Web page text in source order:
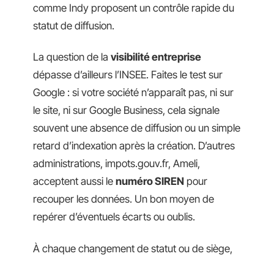
comme Indy proposent un contrôle rapide du
statut de diffusion.
La question de la visibilité entreprise
dépasse d’ailleurs l’INSEE. Faites le test sur
Google : si votre société n’apparaît pas, ni sur
le site, ni sur Google Business, cela signale
souvent une absence de diffusion ou un simple
retard d’indexation après la création. D’autres
administrations, impots.gouv.fr, Ameli,
acceptent aussi le numéro SIREN pour
recouper les données. Un bon moyen de
repérer d’éventuels écarts ou oublis.
À chaque changement de statut ou de siège,